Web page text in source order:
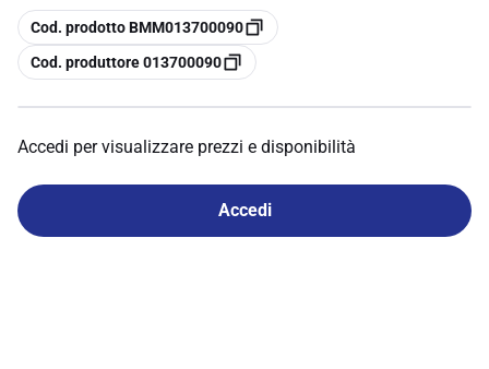
copia
Cod. prodotto BMM013700090
copia
Cod. produttore 013700090
Accedi per visualizzare prezzi e disponibilità
Accedi